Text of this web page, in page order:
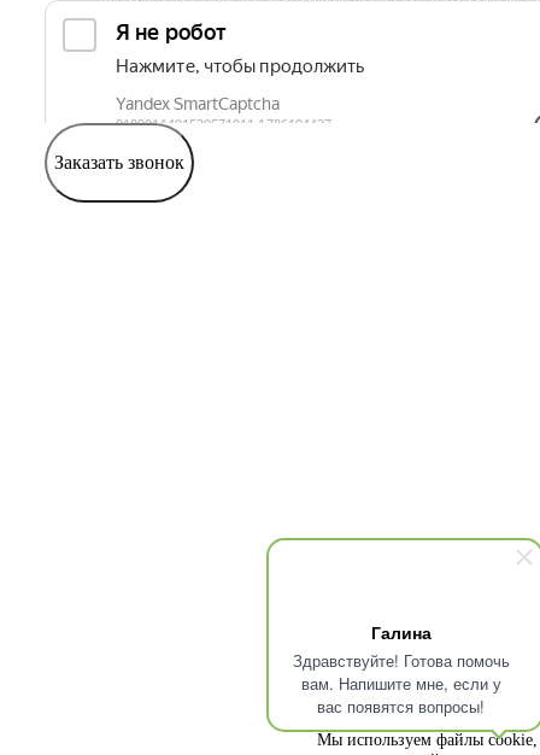
Галина
Здравствуйте! Готова помочь
вам. Напишите мне, если у
вас появятся вопросы!
Мы используем файлы cookie,
Заказать звонок